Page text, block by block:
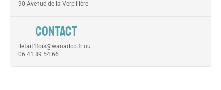
90 Avenue de la Verpillière
CONTACT
iletait1fois@wanadoo.fr ou
06 41 89 54 66